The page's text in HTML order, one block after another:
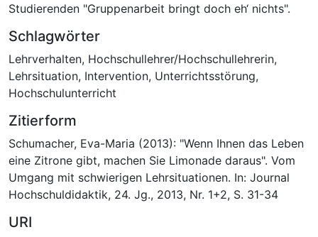
Studierenden "Gruppenarbeit bringt doch eh‘ nichts".
Schlagwörter
Lehrverhalten, Hochschullehrer/Hochschullehrerin,
Lehrsituation, Intervention, Unterrichtsstörung,
Hochschulunterricht
Zitierform
Schumacher, Eva-Maria (2013): "Wenn Ihnen das Leben
eine Zitrone gibt, machen Sie Limonade daraus". Vom
Umgang mit schwierigen Lehrsituationen. In: Journal
Hochschuldidaktik, 24. Jg., 2013, Nr. 1+2, S. 31-34
URI